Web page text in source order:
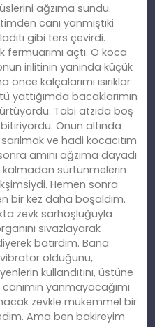
ağzıma sundu.
canı yanmıştıki
gibi ters çevirdi.
fermuarımı açtı. O koca
irilitinin yanında küçük
kalçalarımı ısırıklar
yattığımda bacaklarımın
Tabi atzıda boş
Onun altında
ve hadi kocacıtım
amını ağzıma dayadı
sürtünmelerin
Hemen sonra
bir kez daha boşaldım.
zevk sarhoşluğuyla
sıvazlayarak
batırdım. Bana
olduğunu,
kullandıtını, üstüne
yanmayacağımı
zevkle mükemmel bir
Ama ben bakireyim